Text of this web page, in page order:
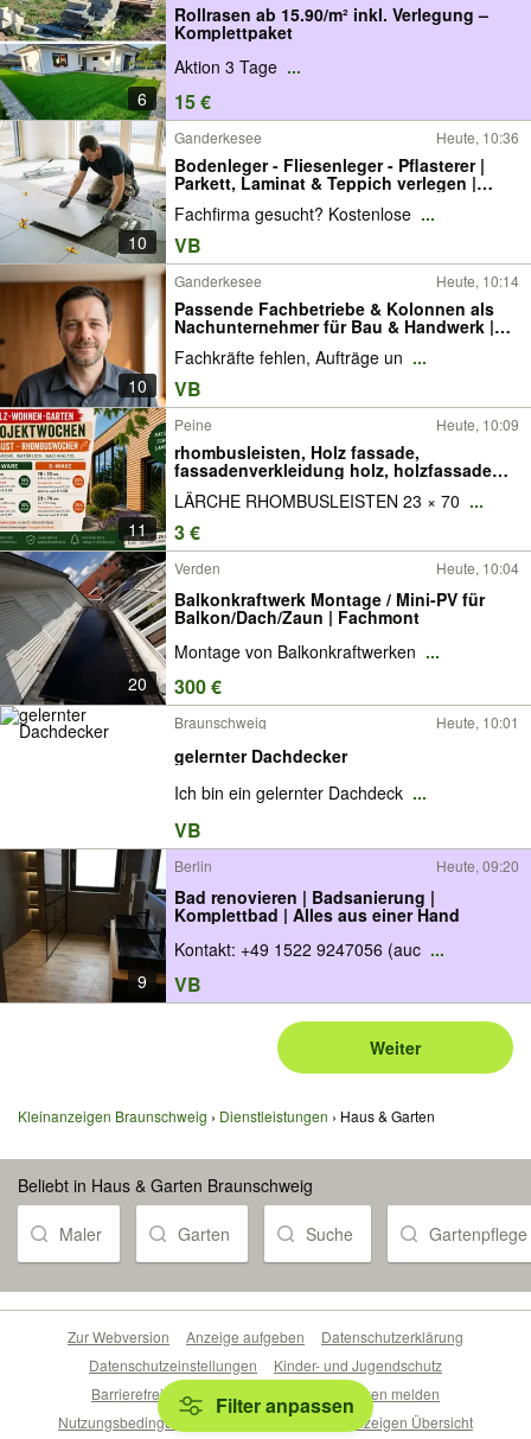
6
Rollrasen ab 15.90/m² inkl. Verlegung –
Komplettpaket
Aktion 3 Tage ...
15 €
10
Ganderkesee Heute, 10:36
Bodenleger - Fliesenleger - Pflasterer |
Parkett, Laminat & Teppich verlegen |
Kostenlose Vor-Ort-Beratung | sicher, fair
& zeitnah | Gebiet: Weser-Ems & Bremen |
Oldenburg bis Hamburg
Fachfirma gesucht? Kostenlose ...
VB
10
Ganderkesee Heute, 10:14
Passende Fachbetriebe & Kolonnen als
Nachunternehmer für Bau & Handwerk |
Persönlich empfohlen | Subunternehmer
für Trockenbau, Maurer, Rohbau, Beton,
Klinker, Tiefbau, Verputzer, Fliesenleger
Fachkräfte fehlen, Aufträge un ...
VB
11
Peine Heute, 10:09
rhombusleisten, Holz fassade,
fassadenverkleidung holz, holzfassade
rhombusleisten, rhombusfassade
rhombusprofil fassade, fassadenleisten,
holz giebelverkleidung, hausfassade holz,
rhombusleisten
LÄRCHE RHOMBUSLEISTEN 23 × 70 ...
3 €
20
Verden Heute, 10:04
Balkonkraftwerk Montage / Mini-PV für
Balkon/Dach/Zaun | Fachmont
Montage von Balkonkraftwerken ...
300 €
Braunschweig Heute, 10:01
gelernter Dachdecker
Ich bin ein gelernter Dachdeck ...
VB
9
Berlin Heute, 09:20
Bad renovieren | Badsanierung |
Komplettbad | Alles aus einer Hand
Kontakt: +49 1522 9247056 (auc ...
VB
Weiter
Kleinanzeigen Braunschweig Dienstleistungen Haus & Garten
Beliebt in Haus & Garten Braunschweig
Maler Garten Suche Gartenpflege
Filter anpassen
Zur Webversion Anzeige aufgeben
Datenschutzerklärung
Datenschutzeinstellungen
Kinder- und Jugendschutz
Barrierefreiheitserklärung
Sicherheitslücken melden
Nutzungsbedingungen
Beliebte Suchen Anzeigen Übersicht